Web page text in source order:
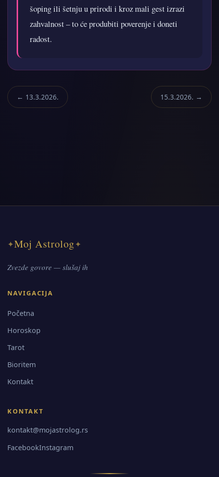
šoping ili šetnju u prirodi i kroz mali gest izrazi
zahvalnost – to će produbiti poverenje i doneti
radost.
← 13.3.2026. 15.3.2026. →
✦Moj Astrolog✦
Zvezde govore — slušaj ih
NAVIGACIJA
Početna
Horoskop
Tarot
Bioritem
Kontakt
KONTAKT
kontakt@mojastrolog.rs
FacebookInstagram